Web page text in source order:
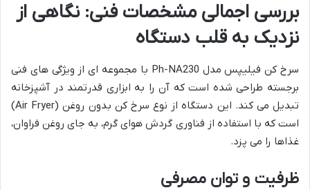
بررسی اجمالی مشخصات فنی: نگاهی از
نزدیک به قلب دستگاه
سرخ کن فیلیپس مدل Ph-NA230 با مجموعه ای از ویژگی های فنی
برجسته طراحی شده است که آن را به ابزاری قدرتمند در آشپزخانه
تبدیل می کند. این دستگاه از نوع سرخ کن بدون روغن (Air Fryer)
است که با استفاده از فناوری گردش هوای گرم، به جای روغن فراوان،
غذاها را می پزد.
ظرفیت و توان مصرفی